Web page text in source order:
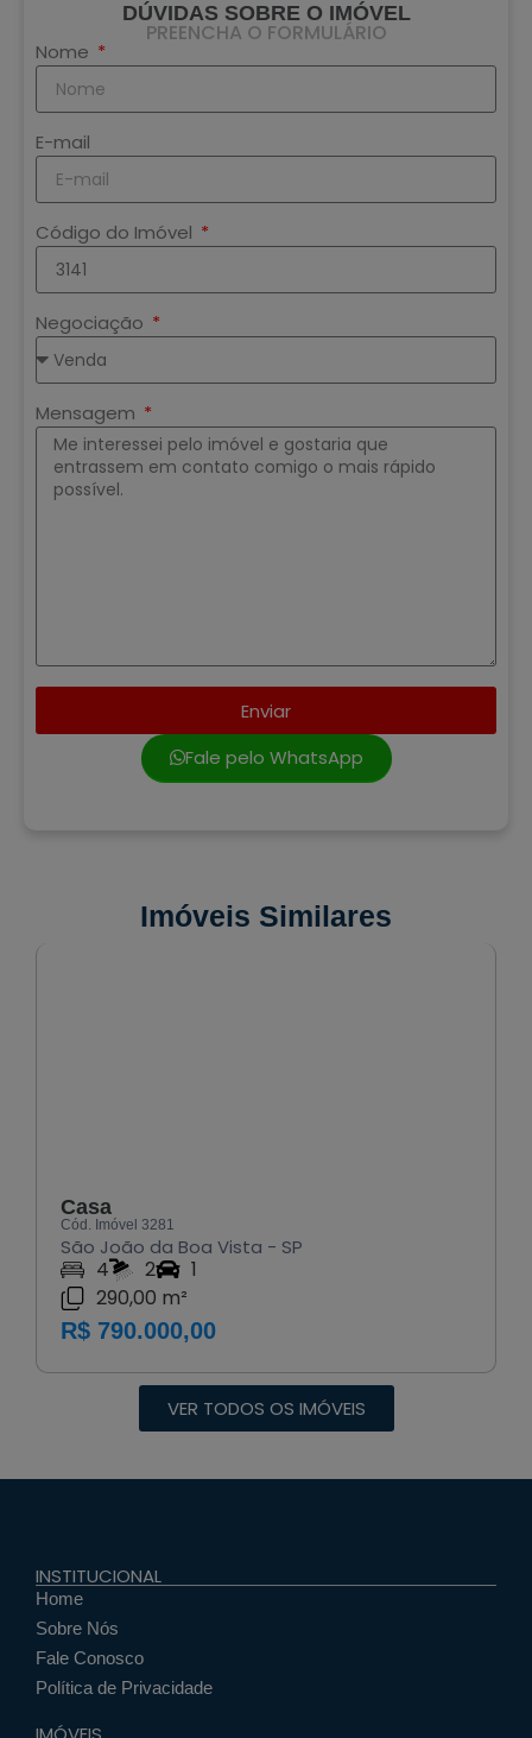
DÚVIDAS SOBRE O IMÓVEL
PREENCHA O FORMULÁRIO
Nome
E-mail
Código do Imóvel
Negociação
Mensagem
Enviar
Fale pelo WhatsApp
Imóveis Similares
Casa
Cód. Imóvel 3281
São João da Boa Vista - SP
4 2
1
290,00 m²
R$ 790.000,00
VER TODOS OS IMÓVEIS
INSTITUCIONAL
Home
Sobre Nós
Fale Conosco
Política de Privacidade